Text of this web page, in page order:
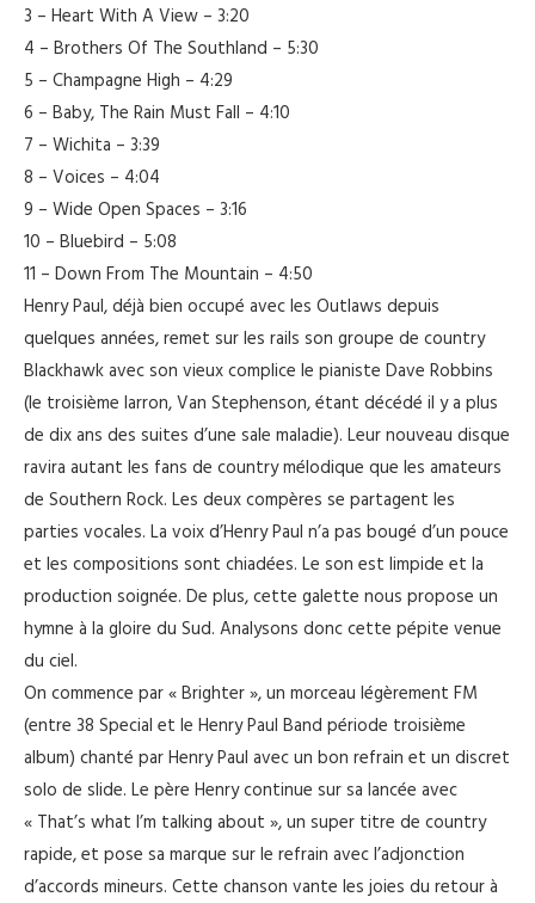
3 – Heart With A View – 3:20
4 – Brothers Of The Southland – 5:30
5 – Champagne High – 4:29
6 – Baby, The Rain Must Fall – 4:10
7 – Wichita – 3:39
8 – Voices – 4:04
9 – Wide Open Spaces – 3:16
10 – Bluebird – 5:08
11 – Down From The Mountain – 4:50
Henry Paul, déjà bien occupé avec les Outlaws depuis
quelques années, remet sur les rails son groupe de country
Blackhawk avec son vieux complice le pianiste Dave Robbins
(le troisième larron, Van Stephenson, étant décédé il y a plus
de dix ans des suites d’une sale maladie). Leur nouveau disque
ravira autant les fans de country mélodique que les amateurs
de Southern Rock. Les deux compères se partagent les
parties vocales. La voix d’Henry Paul n’a pas bougé d’un pouce
et les compositions sont chiadées. Le son est limpide et la
production soignée. De plus, cette galette nous propose un
hymne à la gloire du Sud. Analysons donc cette pépite venue
du ciel.
On commence par « Brighter », un morceau légèrement FM
(entre 38 Special et le Henry Paul Band période troisième
album) chanté par Henry Paul avec un bon refrain et un discret
solo de slide. Le père Henry continue sur sa lancée avec
« That’s what I’m talking about », un super titre de country
rapide, et pose sa marque sur le refrain avec l’adjonction
d’accords mineurs. Cette chanson vante les joies du retour à